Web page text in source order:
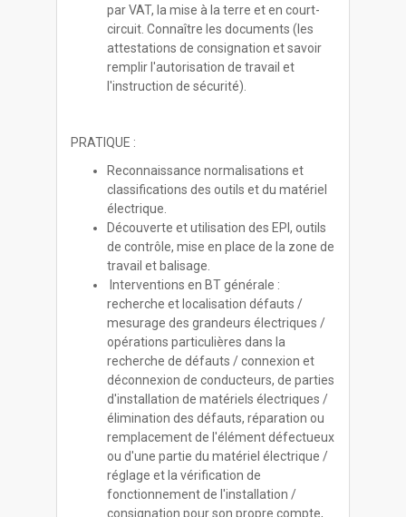
par VAT, la mise à la terre et en court-
circuit. Connaître les documents (les
attestations de consignation et savoir
remplir l'autorisation de travail et
l'instruction de sécurité).
PRATIQUE :
Reconnaissance normalisations et
classifications des outils et du matériel
électrique.
Découverte et utilisation des EPI, outils
de contrôle, mise en place de la zone de
travail et balisage.
Interventions en BT générale :
recherche et localisation défauts /
mesurage des grandeurs électriques /
opérations particulières dans la
recherche de défauts / connexion et
déconnexion de conducteurs, de parties
d'installation de matériels électriques /
élimination des défauts, réparation ou
remplacement de l'élément défectueux
ou d'une partie du matériel électrique /
réglage et la vérification de
fonctionnement de l'installation /
consignation pour son propre compte,